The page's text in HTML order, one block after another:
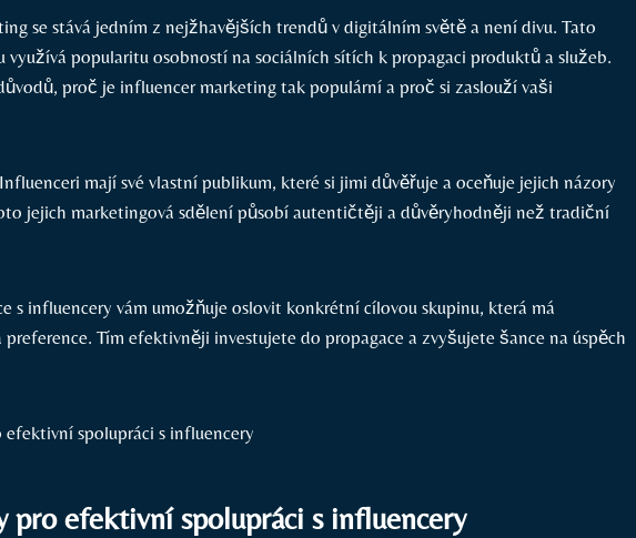
se stává jedním z nejžhavějších⁢ trendů v digitálním světě a není divu. Tato
využívá popularitu osobností na sociálních sítích k propagaci produktů​ a služeb.
proč je influencer ⁢marketing tak populární a​ proč si zaslouží ⁤vaši
mají své vlastní publikum, které si jimi důvěřuje a ⁣oceňuje jejich názory
jejich marketingová sdělení působí autentičtěji​ a důvěryhodněji než tradiční
s influencery vám umožňuje oslovit konkrétní cílovou skupinu, která má
Tím efektivněji investujete do propagace a zvyšujete šance na úspěch
pro efektivní spolupráci s influencery